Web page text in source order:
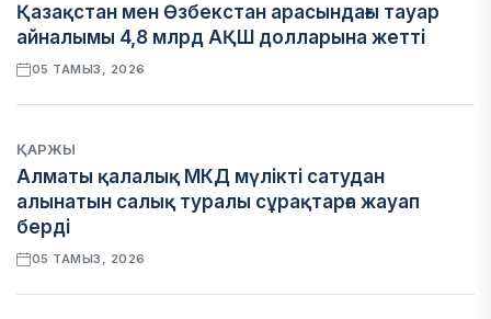
Қазақстан мен Өзбекстан арасындағы тауар
айналымы 4,8 млрд АҚШ долларына жетті
05 ТАМЫЗ, 2026
ҚАРЖЫ
Алматы қалалық МКД мүлікті сатудан
алынатын салық туралы сұрақтарға жауап
берді
05 ТАМЫЗ, 2026